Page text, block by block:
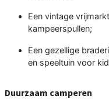
Een vintage
kampeerspullen;
Een gezellige
en speeltuin voor
Duurzaam camperen